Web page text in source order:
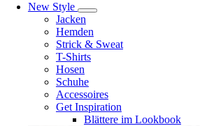
New Style
Jacken
Hemden
Strick & Sweat
T-Shirts
Hosen
Schuhe
Accessoires
Get Inspiration
Blättere im Lookbook